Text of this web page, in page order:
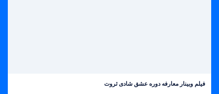
فیلم وبینار معارفه دوره عشق شادی ثروت